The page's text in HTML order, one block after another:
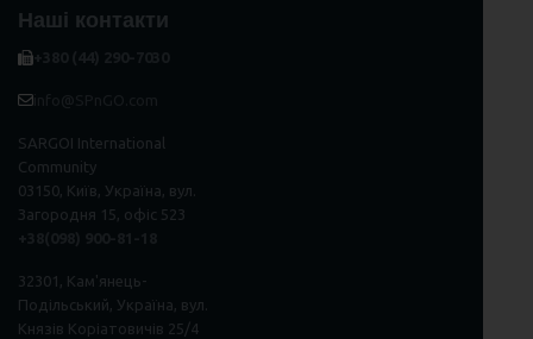
Наші контакти
SARGOI International
Community
03150, Київ, Україна, вул.
Загородня 15, офіс 523
32301, Кам'янець-
Подільський, Україна, вул.
Князів Коріатовичів 25/4